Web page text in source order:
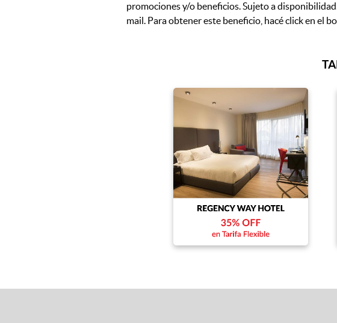
promociones y/o beneficios. Sujeto a
mail. Para obtener este beneficio, hacé click en el